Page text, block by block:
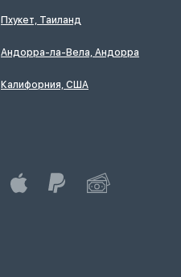
Пхукет, Таиланд
Андорра-ла-Вела, Андорра
Калифорния, США